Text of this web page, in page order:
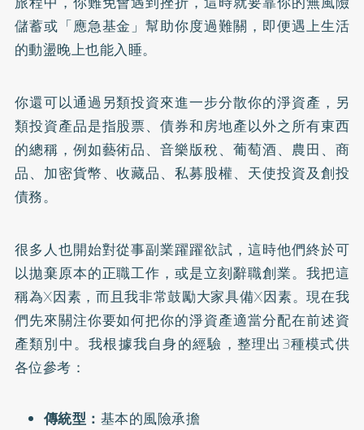
儲蓄或「應急基金」幫助你度過難關，即便遇上生活
的動盪晚上也能入睡。
你還可以通過另類投資來進一步分散你的淨資產，另
類投資產品是指股票、債券和房地產以外之所有東西
的總稱，例如藝術品、音樂版稅、葡萄酒、農田、商
品、加密貨幣、收藏品、私募股權、天使投資及創投
債務。
很多人也開始對從事副業躍躍欲試，這時他們終於可
以拋棄原本的正職工作，或是立刻辭職創業。我把這
稱為X因素，而且我非常鼓勵大家具備X因素。現在我
們先來關注你要如何把你的淨資產適當分配在前述資
產類別中。我根據我自身的經驗，整理出3種模式供
各位參考：
傳統型： 基本的風險承擔